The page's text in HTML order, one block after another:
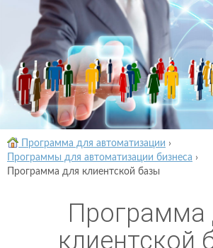
Программа для автоматизации ›
Программы для автоматизации бизнеса ›
Программа для клиентской базы
Программа
клиентской